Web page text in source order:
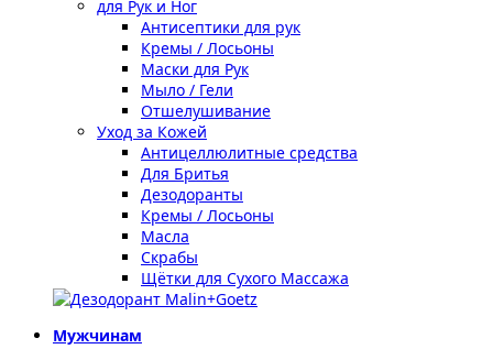
для Рук и Ног
Антисептики для рук
Кремы / Лосьоны
Маски для Рук
Мыло / Гели
Отшелушивание
Уход за Кожей
Антицеллюлитные средства
Для Бритья
Дезодоранты
Кремы / Лосьоны
Масла
Скрабы
Щётки для Сухого Массажа
Мужчинам